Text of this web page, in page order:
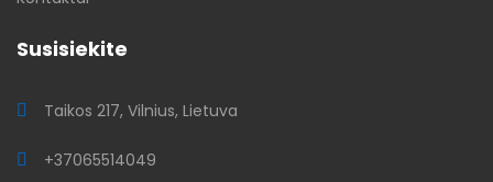
Susisiekite
Taikos 217, Vilnius, Lietuva
+37065514049